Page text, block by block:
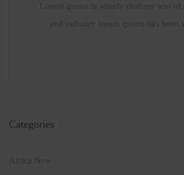
Lorem ipsum is simply dummy text of
and industry lorem ipsum has been
Categories
Africa Now